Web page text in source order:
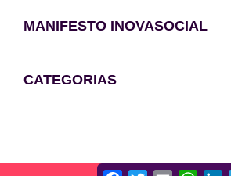
MANIFESTO INOVASOCIAL
CATEGORIAS